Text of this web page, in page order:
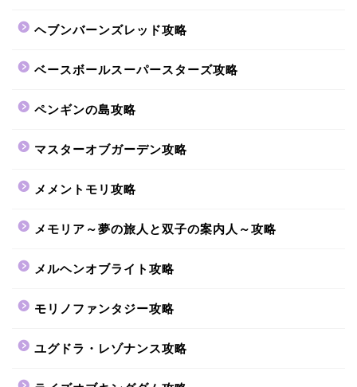
ヘブンバーンズレッド攻略
ベースボールスーパースターズ攻略
ペンギンの島攻略
マスターオブガーデン攻略
メメントモリ攻略
メモリア～夢の旅人と双子の案内人～攻略
メルヘンオブライト攻略
モリノファンタジー攻略
ユグドラ・レゾナンス攻略